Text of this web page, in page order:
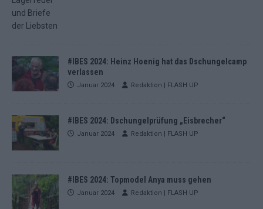
#IBES 2024: Heinz Hoenig hat das Dschungelcamp
verlassen
Januar 2024 Redaktion | FLASH UP
#IBES 2024: Dschungelprüfung „Eisbrecher“
Januar 2024 Redaktion | FLASH UP
#IBES 2024: Topmodel Anya muss gehen
Januar 2024 Redaktion | FLASH UP